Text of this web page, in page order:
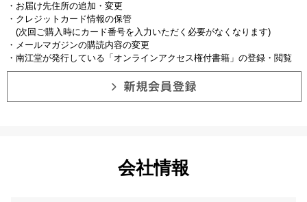
・お届け先住所の追加・変更
・クレジットカード情報の保管
(次回ご購入時にカード番号を入力いただく必要がなくなります)
・メールマガジンの購読内容の変更
・南江堂が発行している「オンラインアクセス権付書籍」の登録・閲覧
会社情報